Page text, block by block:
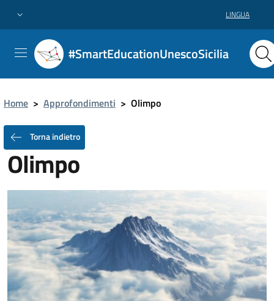
LINGUA
#SmartEducationUnescoSicilia
Home > Approfondimenti > Olimpo
Torna indietro
Olimpo